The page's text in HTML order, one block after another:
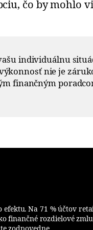
čo by mohlo
individuálnu
nie je
finančným
Na 71 % účtov
finančné rozdielové